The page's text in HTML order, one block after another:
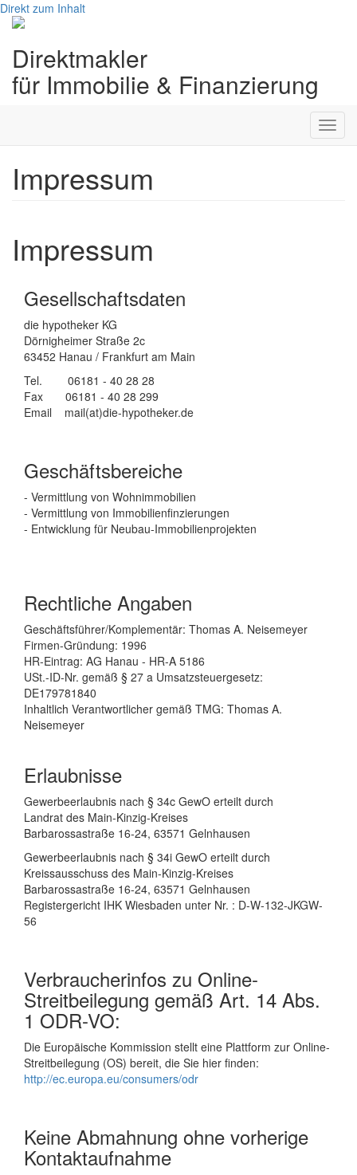
Direkt zum Inhalt
Direktmakler
für Immobilie & Finanzierung
Impressum
Impressum
Gesellschaftsdaten
die hypotheker KG
Dörnigheimer Straße 2c
63452 Hanau / Frankfurt am Main
Tel. 06181 - 40 28 28
Fax 06181 - 40 28 299
Email mail(at)die-hypotheker.de
Geschäftsbereiche
- Vermittlung von Wohnimmobilien
- Vermittlung von Immobilienfinzierungen
- Entwicklung für Neubau-Immobilienprojekten
Rechtliche Angaben
Geschäftsführer/Komplementär: Thomas A. Neisemeyer
Firmen-Gründung: 1996
HR-Eintrag: AG Hanau - HR-A 5186
USt.-ID-Nr. gemäß § 27 a Umsatzsteuergesetz:
DE179781840
Inhaltlich Verantwortlicher gemäß TMG: Thomas A.
Neisemeyer
Erlaubnisse
Gewerbeerlaubnis nach § 34c GewO erteilt durch
Landrat des Main-Kinzig-Kreises
Barbarossastraße 16-24, 63571 Gelnhausen
Gewerbeerlaubnis nach § 34i GewO erteilt durch
Kreissausschuss des Main-Kinzig-Kreises
Barbarossastraße 16-24, 63571 Gelnhausen
Registergericht IHK Wiesbaden unter Nr. : D-W-132-JKGW-
56
Verbraucherinfos zu Online-
Streitbeilegung gemäß Art. 14 Abs.
1 ODR-VO:
Die Europäische Kommission stellt eine Plattform zur Online-
Streitbeilegung (OS) bereit, die Sie hier finden:
http://ec.europa.eu/consumers/odr
Keine Abmahnung ohne vorherige
Kontaktaufnahme